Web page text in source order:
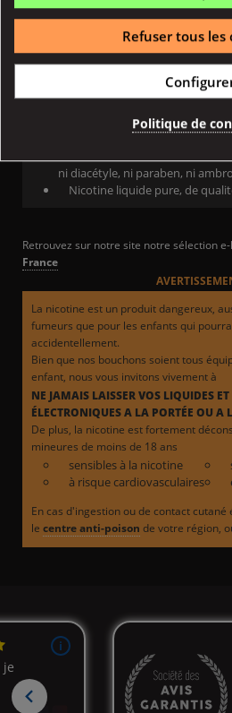
6 mg : dosage très léger en
12 mg : dosage léger en
COMPOSITION
Propylène glycol et/ou de la
ni diacétyle, ni paraben, ni
Nicotine liquide pure, de
Retrouvez sur notre site notre sélection
France
La nicotine est un produit dangereux,
fumeurs que pour les enfants qui
accidentellement.
Bien que nos bouchons soient tous
enfant, nous vous invitons vivement à
NE JAMAIS LAISSER VOS LIQUIDES ET
ÉLECTRONIQUES A LA PORTÉE OU A
De plus, la nicotine est fortement
mineures de moins de 18 ans
sensibles à la nicotine
à risque cardiovasculaires
En cas d'ingestion ou de contact cutané
le centre anti-poison de votre région,
Refuser tous les
Politique de